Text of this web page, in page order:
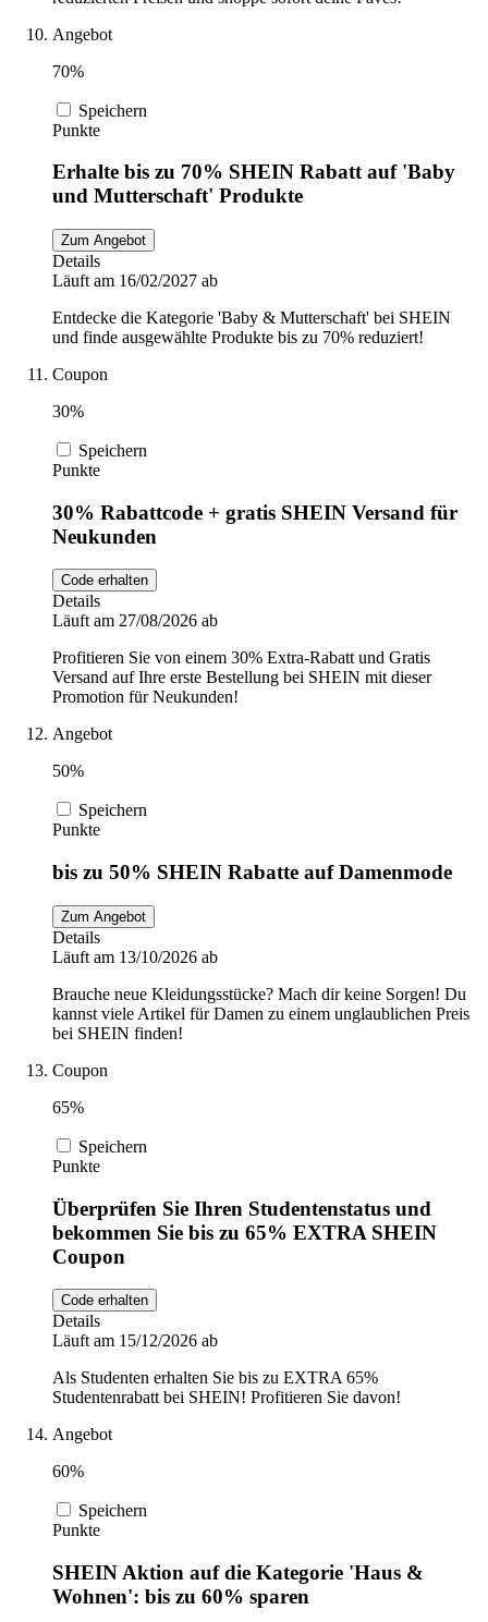
Angebot
70%
Speichern
Punkte
Erhalte bis zu 70% SHEIN Rabatt auf 'Baby
und Mutterschaft' Produkte
Zum Angebot
Details
Läuft am 16/02/2027 ab
Entdecke die Kategorie 'Baby & Mutterschaft' bei SHEIN
und finde ausgewählte Produkte bis zu 70% reduziert!
Coupon
30%
Speichern
Punkte
30% Rabattcode + gratis SHEIN Versand für
Neukunden
Code erhalten
Details
Läuft am 27/08/2026 ab
Profitieren Sie von einem 30% Extra-Rabatt und Gratis
Versand auf Ihre erste Bestellung bei SHEIN mit dieser
Promotion für Neukunden!
Angebot
50%
Speichern
Punkte
bis zu 50% SHEIN Rabatte auf Damenmode
Zum Angebot
Details
Läuft am 13/10/2026 ab
Brauche neue Kleidungsstücke? Mach dir keine Sorgen! Du
kannst viele Artikel für Damen zu einem unglaublichen Preis
bei SHEIN finden!
Coupon
65%
Speichern
Punkte
Überprüfen Sie Ihren Studentenstatus und
bekommen Sie bis zu 65% EXTRA SHEIN
Coupon
Code erhalten
Details
Läuft am 15/12/2026 ab
Als Studenten erhalten Sie bis zu EXTRA 65%
Studentenrabatt bei SHEIN! Profitieren Sie davon!
Angebot
60%
Speichern
Punkte
SHEIN Aktion auf die Kategorie 'Haus &
Wohnen': bis zu 60% sparen